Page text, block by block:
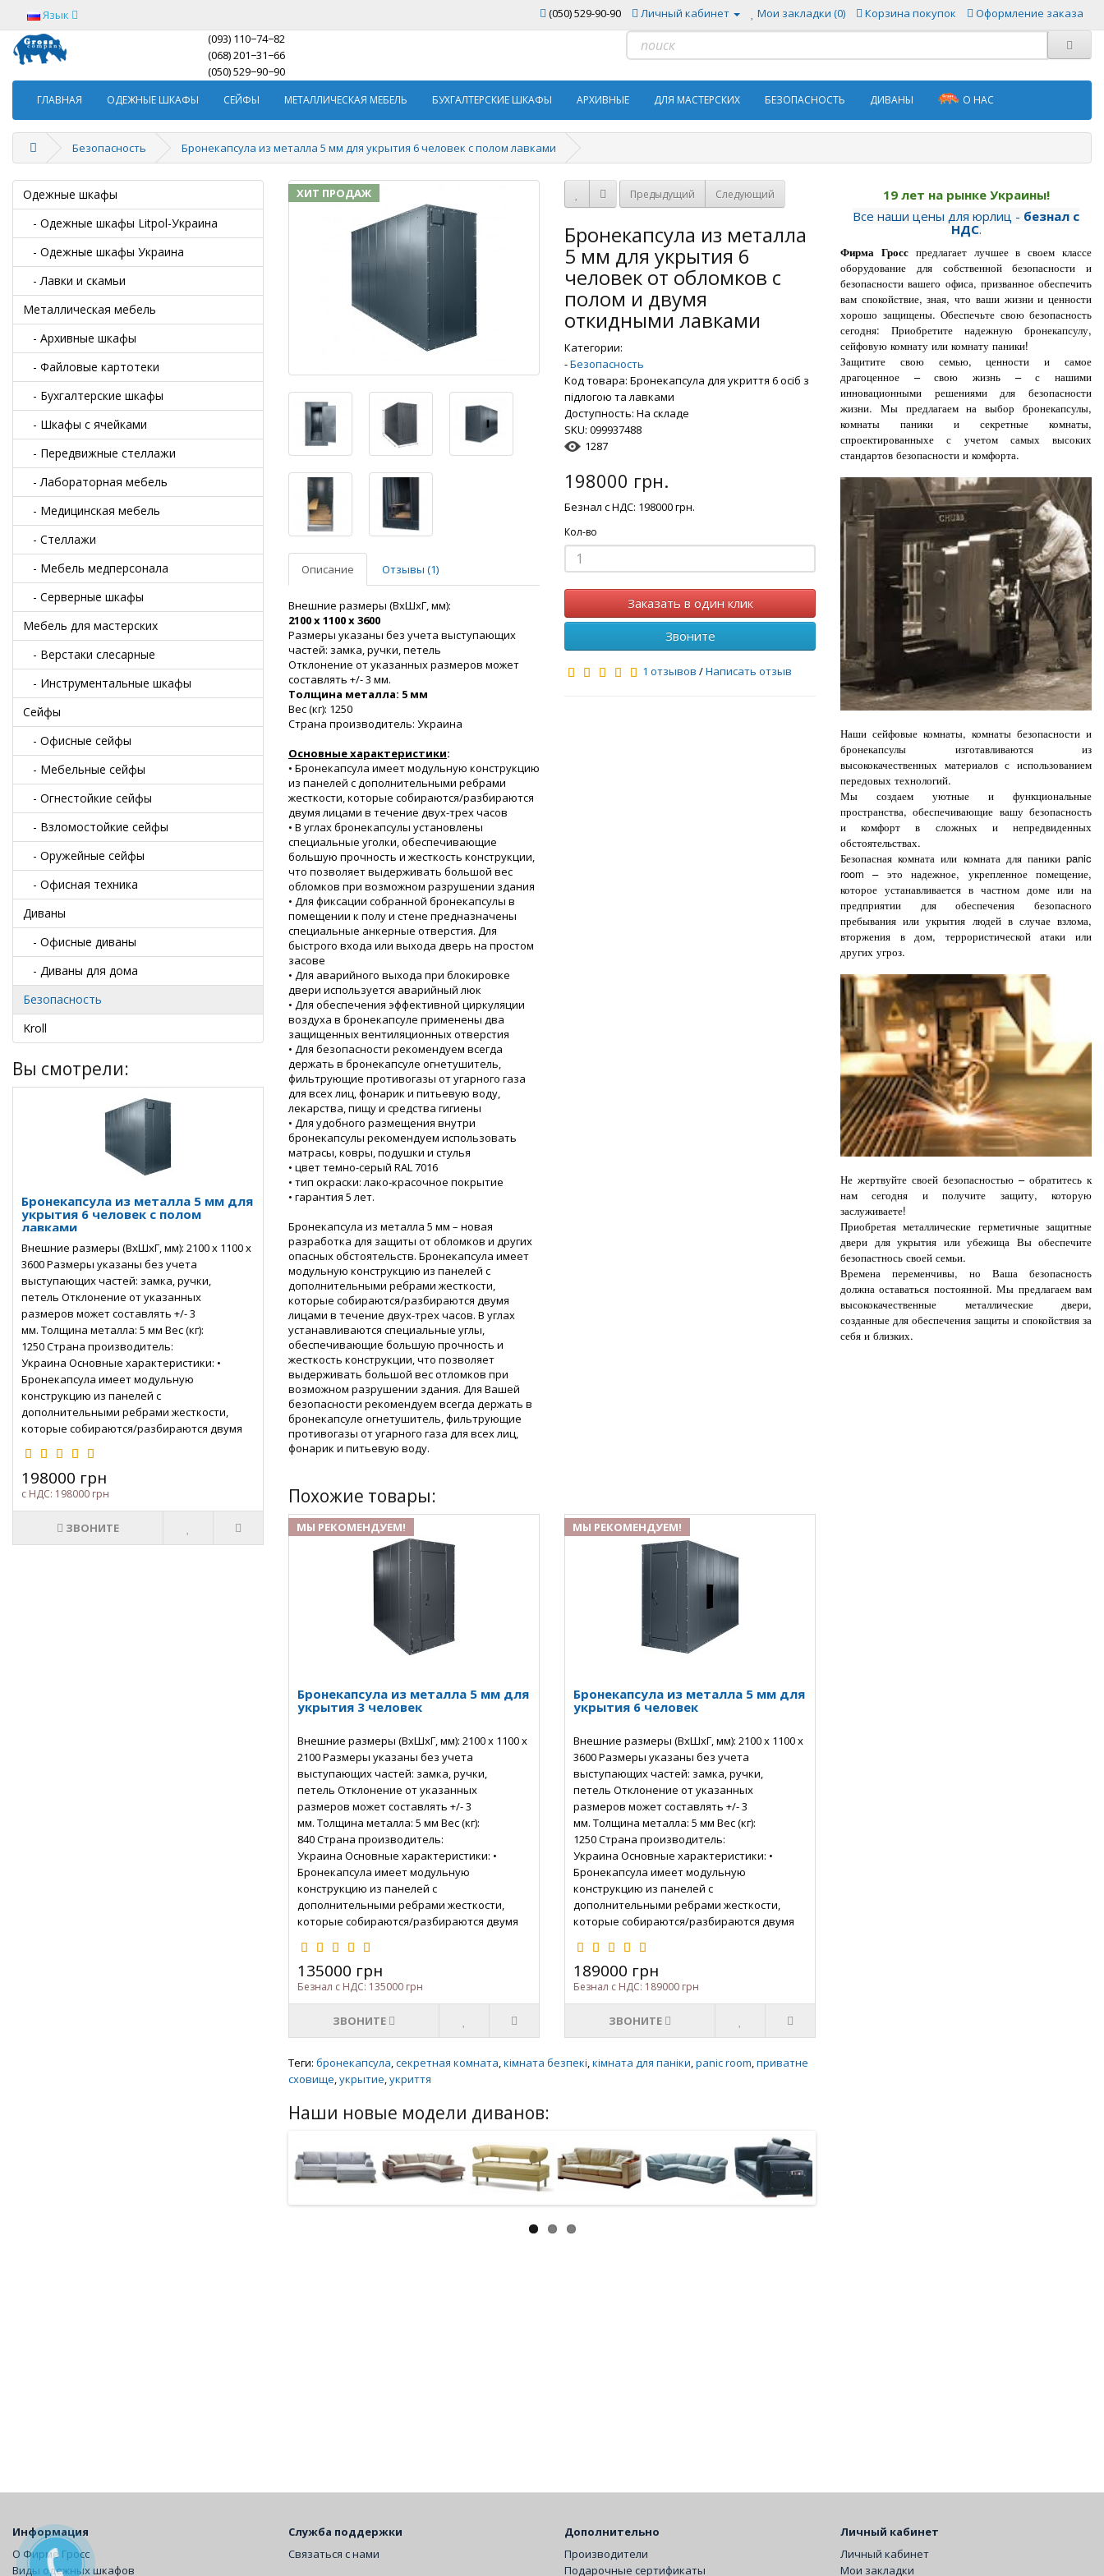
Язык (050) 529-90-90 Личный кабинет Мои закладки (0) Корзина покупок
Оформление заказа
(093) 110−74−82
(068) 201−31−66
(050) 529−90−90
ГЛАВНАЯ ОДЕЖНЫЕ ШКАФЫ СЕЙФЫ МЕТАЛЛИЧЕСКАЯ МЕБЕЛЬ БУХГАЛТЕРСКИЕ ШКАФЫ АРХИВНЫЕ ДЛЯ МАСТЕРСКИХ БЕЗОПАСНОСТЬ ДИВАНЫ О НАС
Безопасность Бронекапсула из металла 5 мм для укрытия 6 человек с полом лавками
Одежные шкафы
- Одежные шкафы Litpol-Украина
- Одежные шкафы Украина
- Лавки и скамьи
Металлическая мебель
- Архивные шкафы
- Файловые картотеки
- Бухгалтерские шкафы
- Шкафы с ячейками
- Передвижные стеллажи
- Лабораторная мебель
- Медицинская мебель
- Стеллажи
- Мебель медперсонала
- Серверные шкафы
Мебель для мастерских
- Верстаки слесарные
- Инструментальные шкафы
Сейфы
- Офисные сейфы
- Мебельные сейфы
- Огнестойкие сейфы
- Взломостойкие сейфы
- Оружейные сейфы
- Офисная техника
Диваны
- Офисные диваны
- Диваны для дома
Безопасность
Kroll
Вы смотрели:
Бронекапсула из металла 5 мм для
укрытия 6 человек с полом
лавками
Внешние размеры (ВхШхГ, мм): 2100 х 1100 х
3600 Размеры указаны без учета
выступающих частей: замка, ручки,
петель Отклонение от указанных
размеров может составлять +/- 3
мм. Толщина металла: 5 мм Вес (кг):
1250 Страна производитель:
Украина Основные характеристики: •
Бронекапсула имеет модульную
конструкцию из панелей с
дополнительными ребрами жесткости,
которые собираются/разбираются двумя
бронекапсулы установлены специал..
198000 грн
с НДС: 198000 грн
ЗВОНИТЕ
ХИТ ПРОДАЖ
Описание Отзывы (1)
Внешние размеры (ВхШхГ, мм):
2100 х 1100 х 3600
Размеры указаны без учета выступающих
частей: замка, ручки, петель
Отклонение от указанных размеров может
составлять +/- 3 мм.
Толщина металла: 5 мм
Вес (кг): 1250
Страна производитель: Украина
Основные характеристики:
• Бронекапсула имеет модульную конструкцию
из панелей с дополнительными ребрами
жесткости, которые собираются/разбираются
двумя лицами в течение двух-трех часов
• В углах бронекапсулы установлены
специальные уголки, обеспечивающие
большую прочность и жесткость конструкции,
что позволяет выдерживать большой вес
обломков при возможном разрушении здания
• Для фиксации собранной бронекапсулы в
помещении к полу и стене предназначены
специальные анкерные отверстия. Для
быстрого входа или выхода дверь на простом
засове
• Для аварийного выхода при блокировке
двери используется аварийный люк
• Для обеспечения эффективной циркуляции
воздуха в бронекапсуле применены два
защищенных вентиляционных отверстия
• Для безопасности рекомендуем всегда
держать в бронекапсуле огнетушитель,
фильтрующие противогазы от угарного газа
для всех лиц, фонарик и питьевую воду,
лекарства, пищу и средства гигиены
• Для удобного размещения внутри
бронекапсулы рекомендуем использовать
матрасы, ковры, подушки и стулья
• цвет темно-серый RAL 7016
• тип окраски: лако-красочное покрытие
• гарантия 5 лет.
Бронекапсула из металла 5 мм – новая
разработка для защиты от обломков и других
опасных обстоятельств. Бронекапсула имеет
модульную конструкцию из панелей с
дополнительными ребрами жесткости,
которые собираются/разбираются двумя
лицами в течение двух-трех часов. В углах
устанавливаются специальные углы,
обеспечивающие большую прочность и
жесткость конструкции, что позволяет
выдерживать большой вес отломков при
возможном разрушении здания. Для Вашей
безопасности рекомендуем всегда держать в
бронекапсуле огнетушитель, фильтрующие
противогазы от угарного газа для всех лиц,
фонарик и питьевую воду.
Предыдущий Следующий
Бронекапсула из металла
5 мм для укрытия 6
человек от обломков с
полом и двумя
откидными лавками
Категории:
-Безопасность
Код товара: Бронекапсула для укриття 6 осіб з
підлогою та лавками
Доступность: На складе
SKU: 099937488
1287
198000 грн.
Безнал с НДС: 198000 грн.
Кол-во
Заказать в один клик
Звоните
1 отзывов /Написать отзыв
Похожие товары:
МЫ РЕКОМЕНДУЕМ!
Бронекапсула из металла 5 мм для
укрытия 3 человек
Внешние размеры (ВхШхГ, мм): 2100 х 1100 х
2100 Размеры указаны без учета
выступающих частей: замка, ручки,
петель Отклонение от указанных
размеров может составлять +/- 3
мм. Толщина металла: 5 мм Вес (кг):
840 Страна производитель:
Украина Основные характеристики: •
Бронекапсула имеет модульную
конструкцию из панелей с
дополнительными ребрами жесткости,
которые собираются/разбираются двумя
бронекапсулы установлены специаль..
135000 грн
Безнал с НДС: 135000 грн
ЗВОНИТЕ
МЫ РЕКОМЕНДУЕМ!
Бронекапсула из металла 5 мм для
укрытия 6 человек
Внешние размеры (ВхШхГ, мм): 2100 х 1100 х
3600 Размеры указаны без учета
выступающих частей: замка, ручки,
петель Отклонение от указанных
размеров может составлять +/- 3
мм. Толщина металла: 5 мм Вес (кг):
1250 Страна производитель:
Украина Основные характеристики: •
Бронекапсула имеет модульную
конструкцию из панелей с
дополнительными ребрами жесткости,
которые собираются/разбираются двумя
бронекапсулы установлены специал..
189000 грн
Безнал с НДС: 189000 грн
ЗВОНИТЕ
Теги: бронекапсула,секретная комната,кімната безпекі,кімната для паніки,panic room,приватне
сховище,укрытие,укриття
Наши новые модели диванов:
19 лет на рынке Украины!
Все наши цены для юрлиц - безнал с
НДС.
Фирма Гросспредлагает лучшее в своем классе
оборудование для собственной безопасности и
безопасности вашего офиса, призванное обеспечить
вам спокойствие, зная, что ваши жизни и ценности
хорошо защищены. Обеспечьте свою безопасность
сегодня: Приобретите надежную бронекапсулу,
сейфовую комнату или комнату паники!
Защитите свою семью, ценности и самое
драгоценное – свою жизнь – с нашими
инновационными решениями для безопасности
жизни. Мы предлагаем на выбор бронекапсулы,
комнаты паники и секретные комнаты,
спроектированныхе с учетом самых высоких
стандартов безопасности и комфорта.
Наши сейфовые комнаты, комнаты безопасности и
бронекапсулы изготавливаются из
высококачественных материалов с использованием
передовых технологий.
Мы создаем уютные и функциональные
пространства, обеспечивающие вашу безопасность
и комфорт в сложных и непредвиденных
обстоятельствах.
Безопасная комната или комната для паники panic
room – это надежное, укрепленное помещение,
которое устанавливается в частном доме или на
предприятии для обеспечения безопасного
пребывания или укрытия людей в случае взлома,
вторжения в дом, террористической атаки или
других угроз.
Не жертвуйте своей безопасностью – обратитесь к
нам сегодня и получите защиту, которую
заслуживаете!
Приобретая металлические герметичные защитные
двери для укрытия или убежища Вы обеспечите
безопастнось своей семьи.
Времена переменчивы, но Ваша безопасность
должна оставаться постоянной. Мы предлагаем вам
высококачественные металлические двери,
созданные для обеспечения защиты и спокойствия за
себя и близких.
Информация
О Фирме Гросс
Виды одежных шкафов
Служба поддержки
Связаться с нами
Дополнительно
Производители
Подарочные сертификаты
Личный кабинет
Личный кабинет
Мои закладки